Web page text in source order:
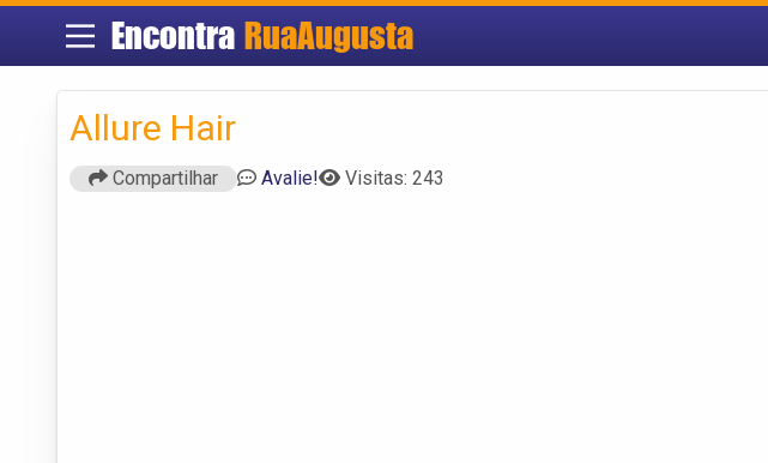
EncontraRuaAugusta
Allure Hair
Compartilhar Avalie! Visitas: 243